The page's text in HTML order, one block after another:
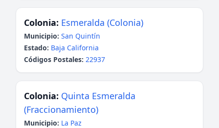
Colonia: Esmeralda (Colonia)
Municipio: San Quintín
Estado: Baja California
Códigos Postales: 22937
Colonia: Quinta Esmeralda
(Fraccionamiento)
Municipio: La Paz